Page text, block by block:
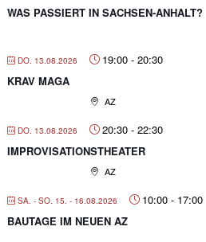
WAS PASSIERT IN SACHSEN-ANHALT?
DO. 13.08.2026 19:00- 20:30
KRAV MAGA
AZ
DO. 13.08.2026 20:30- 22:30
IMPROVISATIONSTHEATER
AZ
SA. - SO. 15. - 16.08.2026 10:00- 17:00
BAUTAGE IM NEUEN AZ